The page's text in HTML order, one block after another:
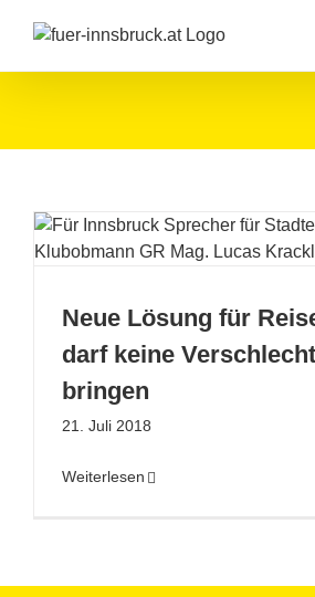
Inhalt
Neue Lösung für
darf keine
bringen
21. Juli 2018
Weiterlesen